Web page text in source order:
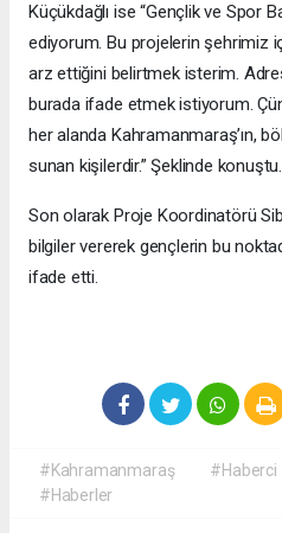
Küçükdağlı ise “Gençlik ve Spor
ediyorum. Bu projelerin şehrimiz
arz ettiğini belirtmek isterim.
burada ifade etmek istiyorum.
her alanda Kahramanmaraş’ın,
sunan kişilerdir.” Şeklinde konuştu.
Son olarak Proje Koordinatörü
bilgiler vererek gençlerin bu
ifade etti.
#Kahramanmaraş #Haberci
#Haberler